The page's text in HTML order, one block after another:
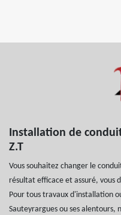
Installation de
Z.T
Vous souhaitez changer le
résultat efficace et assuré, vous
Pour tous travaux d'installation
Sauteyrargues ou ses alentours,